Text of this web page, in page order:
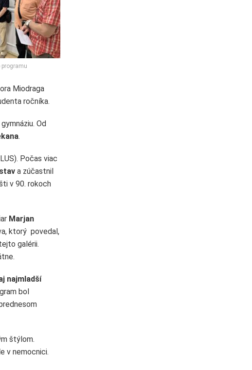
programu
Miodraga
ročníka.
Od
.
Počas viac
a zúčastnil
v 90. rokoch
Marjan
ktorý povedal,
galérii.
najmladší
bol
štýlom.
v nemocnici.